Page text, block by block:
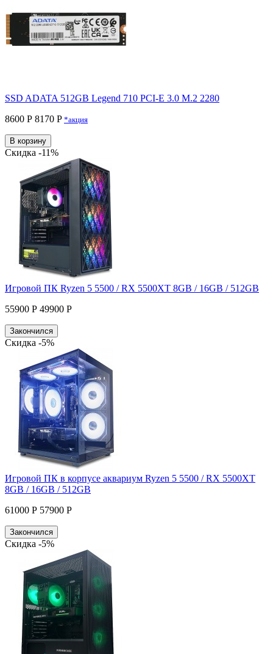
SSD ADATA 512GB Legend 710 PCI-E 3.0 M.2 2280
8600 Р 8170 P *акция
В корзину
Скидка -11%
Игровой ПК Ryzen 5 5500 / RX 5500XT 8GB / 16GB / 512GB
55900 Р 49900 Р
Закончился
Скидка -5%
Игровой ПК в корпусе аквариум Ryzen 5 5500 / RX 5500XT
8GB / 16GB / 512GB
61000 Р 57900 Р
Закончился
Скидка -5%